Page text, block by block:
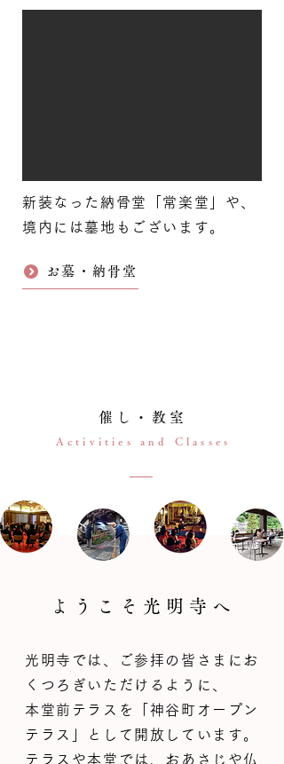
新装なった納骨堂「常楽堂」や、
境内には墓地もございます。
お墓・納骨堂
催し・教室
Activities and Classes
ようこそ光明寺へ
光明寺では、ご参拝の皆さまにお
くつろぎいただけるように、
本堂前テラスを「神谷町オープン
テラス」として開放しています。
テラスや本堂では、 おあさじ や仏